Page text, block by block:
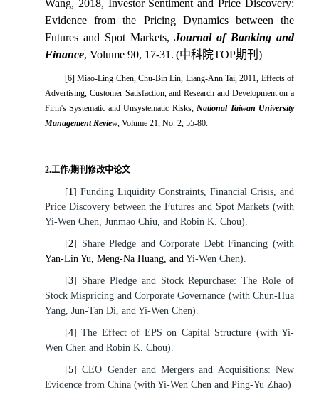
Wang, 2018, Investor Sentiment and Price Discovery:
Evidence from the Pricing Dynamics between the
Futures and Spot Markets, Journal of Banking and
Finance, Volume 90, 17-31. (中科院TOP期刊 )
[6] Miao-Ling Chen, Chu-Bin Lin, Liang-Ann Tai, 2011, Effects of
Advertising, Customer Satisfaction, and Research and Development on a
Firm's Systematic and Unsystematic Risks, National Taiwan University
Management Review, Volume 21, No. 2, 55-80.
2.工作/期刊修改中论文
[1] Funding Liquidity Constraints, Financial Crisis, and
Price Discovery between the Futures and Spot Markets (with
Yi-Wen Chen, Junmao Chiu, and Robin K. Chou).
[2] Share Pledge and Corporate Debt Financing (with
Yan-Lin Yu, Meng-Na Huang, and Yi-Wen Chen).
[3] Share Pledge and Stock Repurchase: The Role of
Stock Mispricing and Corporate Governance (with Chun-Hua
Yang, Jun-Tan Di, and Yi-Wen Chen).
[4]The Effect of EPS on Capital Structure (with Yi-
Wen Chen and Robin K. Chou).
[5]CEO Gender and Mergers and Acquisitions: New
Evidence from China (with Yi-Wen Chen and Ping-Yu Zhao)